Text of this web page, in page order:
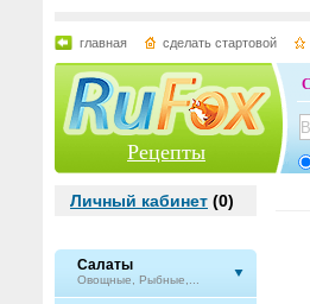
главная сделать стартовой
Рецепты
Личный кабинет (0)
Салаты
Овощные, Рыбные,...